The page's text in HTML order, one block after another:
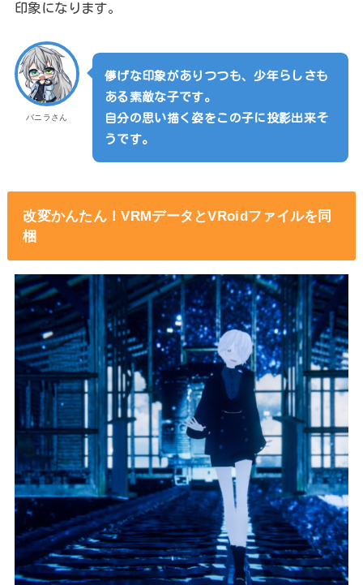
印象になります。
バニラさん
儚げな印象がありつつも、少年らしさも
ある素敵な子です。
自分の思い描く姿をこの子に投影出来そ
うです。
改変かんたん！VRMデータとVRoidファイルを同
梱